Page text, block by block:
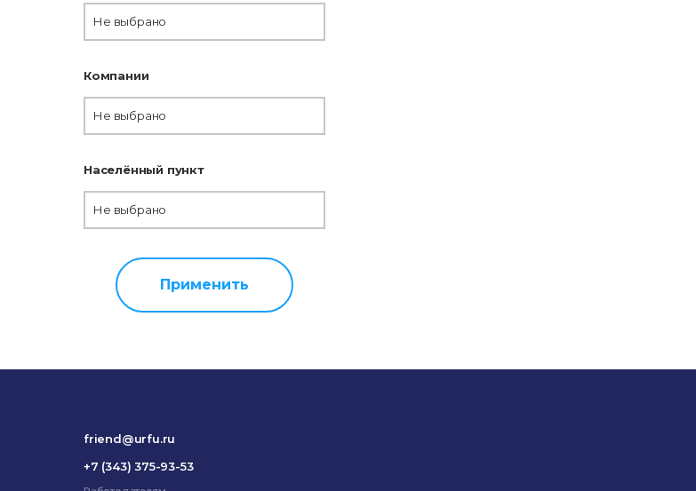
Не выбрано
Компании
Не выбрано
Населённый пункт
Не выбрано
Применить
friend@urfu.ru
+7 (343) 375-93-53